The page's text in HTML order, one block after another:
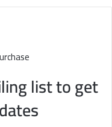
list to get